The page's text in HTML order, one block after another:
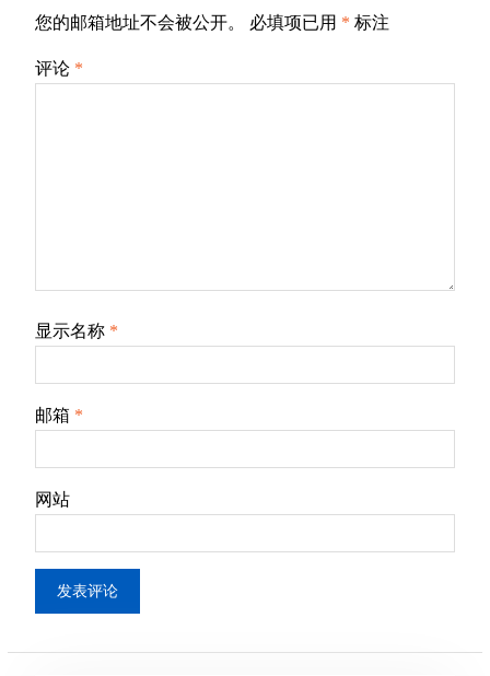
您的邮箱地址不会被公开。 必填项已用 * 标注
评论 *
显示名称 *
邮箱 *
网站